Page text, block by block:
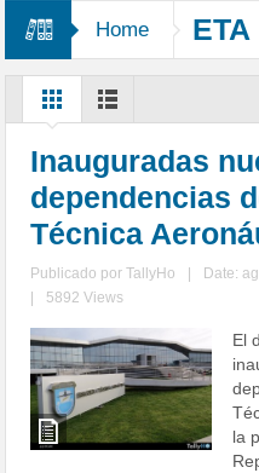
Home ETA
Inauguradas
dependencias
Técnica
Publicado porTallyHo Date:
5892 Views
El
la